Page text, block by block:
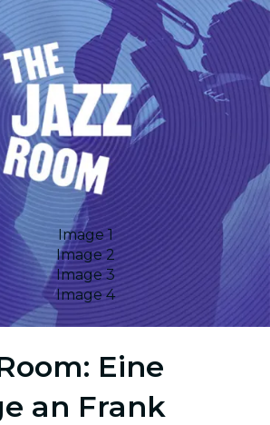
Image 1
Image 2
Image 3
Image 4
Eine
an Frank